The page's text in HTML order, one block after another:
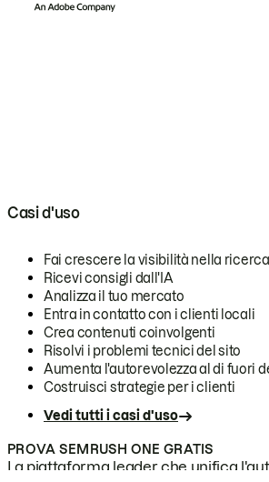
Casi d'uso
Fai crescere la visibilità nella ricerca
Ricevi consigli dall'IA
Analizza il tuo mercato
Entra in contatto con i clienti locali
Crea contenuti coinvolgenti
Risolvi i problemi tecnici del sito
Aumenta l'autorevolezza al di fuori
Costruisci strategie per i clienti
Vedi tutti i casi d'uso
PROVA SEMRUSH ONE GRATIS
La piattaforma leader che unifica